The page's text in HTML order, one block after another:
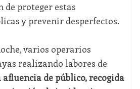
de proteger estas
y prevenir desperfectos.
varios operarios
realizando labores de
de público, recogida